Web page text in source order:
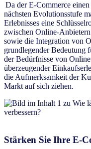
Da der E-Commerce
nächsten Evolutionsstufe
Erlebnisses eine
zwischen Online-
sowie die Integration von
grundlegender Bedeutung
der Bedürfnisse von
überzeugender
die Aufmerksamkeit der
Markt auf sich ziehen.
Stärken Sie Ihre E-